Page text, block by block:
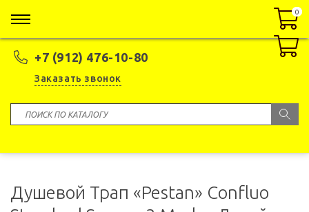
+7 (912) 476-10-80
Заказать звонок
0
0
Душевой Трап «Pestan» Confluo